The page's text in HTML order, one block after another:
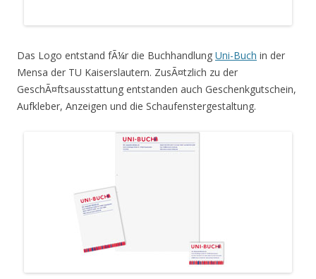
Das Logo entstand fÃ¼r die Buchhandlung Uni-Buch in der
Mensa der TU Kaiserslautern. ZusÃ¤tzlich zu der
GeschÃ¤ftsausstattung entstanden auch Geschenkgutschein,
Aufkleber, Anzeigen und die Schaufenstergestaltung.